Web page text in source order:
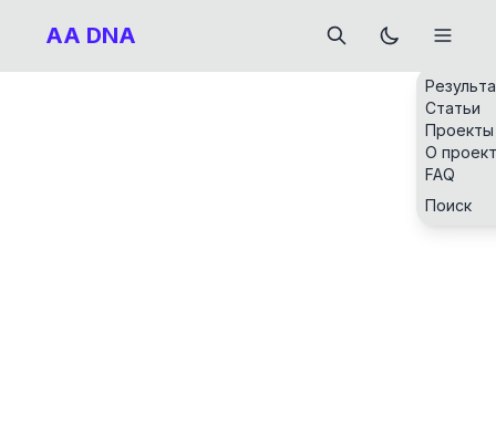
AA DNA
Статьи
Проекты
О
FAQ
Поиск